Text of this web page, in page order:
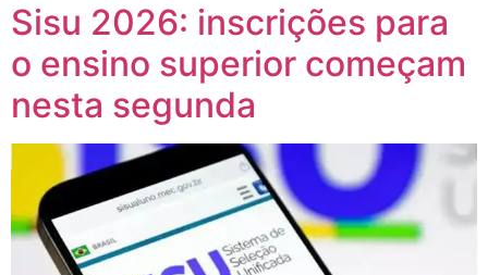
Sisu 2026: inscrições para
o ensino superior começam
nesta segunda